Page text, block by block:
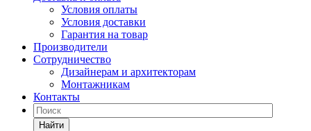
Условия оплаты
Условия доставки
Гарантия на товар
Производители
Сотрудничество
Дизайнерам и архитекторам
Монтажникам
Контакты
Найти